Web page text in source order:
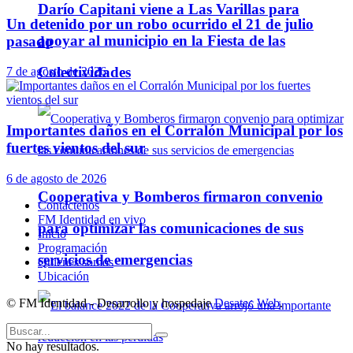
Darío Capitani viene a Las Varillas para
apoyar al municipio en la Fiesta de las
Colectividades
Cooperativa y Bomberos firmaron convenio
para optimizar las comunicaciones de sus
servicios de emergencias
Un detenido por un robo ocurrido el 21 de julio
pasado
7 de agosto de 2026
Importantes daños en el Corralón Municipal por los
fuertes vientos del sur
6 de agosto de 2026
Contáctenos
FM Identidad en vivo
Inicio
Programación
Quienes somos
Ubicación
© FM Identidad - Desarrollo y hospedajeDesatec Web.
No hay resultados.